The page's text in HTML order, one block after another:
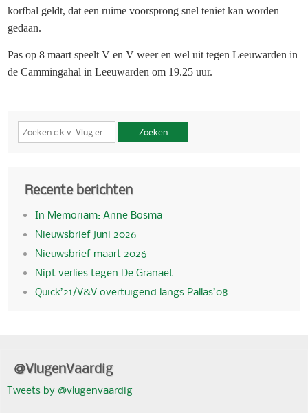
korfbal geldt, dat een ruime voorsprong snel teniet kan worden
gedaan.
Pas op 8 maart speelt V en V weer en wel uit tegen Leeuwarden in
de Cammingahal in Leeuwarden om 19.25 uur.
Zoeken
Recente berichten
In Memoriam: Anne Bosma
Nieuwsbrief juni 2026
Nieuwsbrief maart 2026
Nipt verlies tegen De Granaet
Quick’21/V&V overtuigend langs Pallas’08
@VlugenVaardig
Tweets by @vlugenvaardig